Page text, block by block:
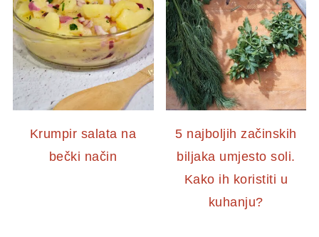
Krumpir salata na
bečki način
5 najboljih začinskih
biljaka umjesto soli.
Kako ih koristiti u
kuhanju?